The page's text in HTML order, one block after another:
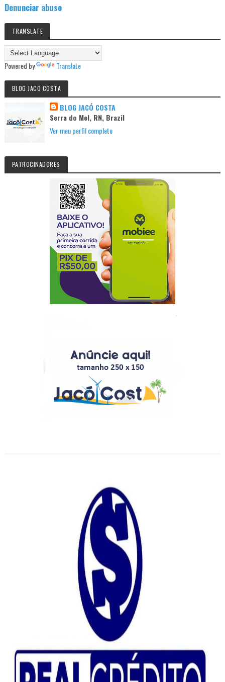
Denunciar abuso
TRANSLATE
Powered by Translate
BLOG JACO COSTA
BLOG JACÓ COSTA
Serra do Mel, RN, Brazil
Ver meu perfil completo
PATROCINADORES